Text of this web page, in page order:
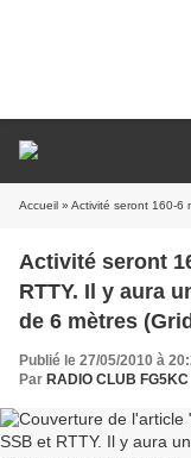
Accueil » Activité seront 160-6 mètres à l'aide
Activité seront
RTTY. Il y aura
de 6 mètres
Publié le 27/05/2010 à
Par RADIO CLUB FG5KC